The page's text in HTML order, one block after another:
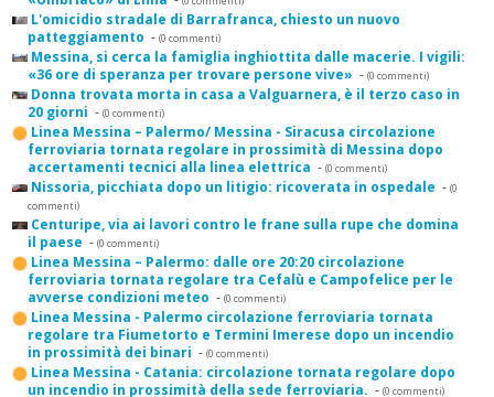
L'omicidio stradale di Barrafranca, chiesto un nuovo
patteggiamento - (0 commenti)
Messina, si cerca la famiglia inghiottita dalle macerie. I vigili:
«36 ore di speranza per trovare persone vive» - (0 commenti)
Donna trovata morta in casa a Valguarnera, è il terzo caso in
20 giorni - (0 commenti)
Linea Messina – Palermo/ Messina - Siracusa circolazione
ferroviaria tornata regolare in prossimità di Messina dopo
accertamenti tecnici alla linea elettrica - (0 commenti)
Nissoria, picchiata dopo un litigio: ricoverata in ospedale - (0
commenti)
Centuripe, via ai lavori contro le frane sulla rupe che domina
il paese - (0 commenti)
Linea Messina – Palermo: dalle ore 20:20 circolazione
ferroviaria tornata regolare tra Cefalù e Campofelice per le
avverse condizioni meteo - (0 commenti)
Linea Messina - Palermo circolazione ferroviaria tornata
regolare tra Fiumetorto e Termini Imerese dopo un incendio
in prossimità dei binari - (0 commenti)
Linea Messina - Catania: circolazione tornata regolare dopo
un incendio in prossimità della sede ferroviaria. - (0 commenti)